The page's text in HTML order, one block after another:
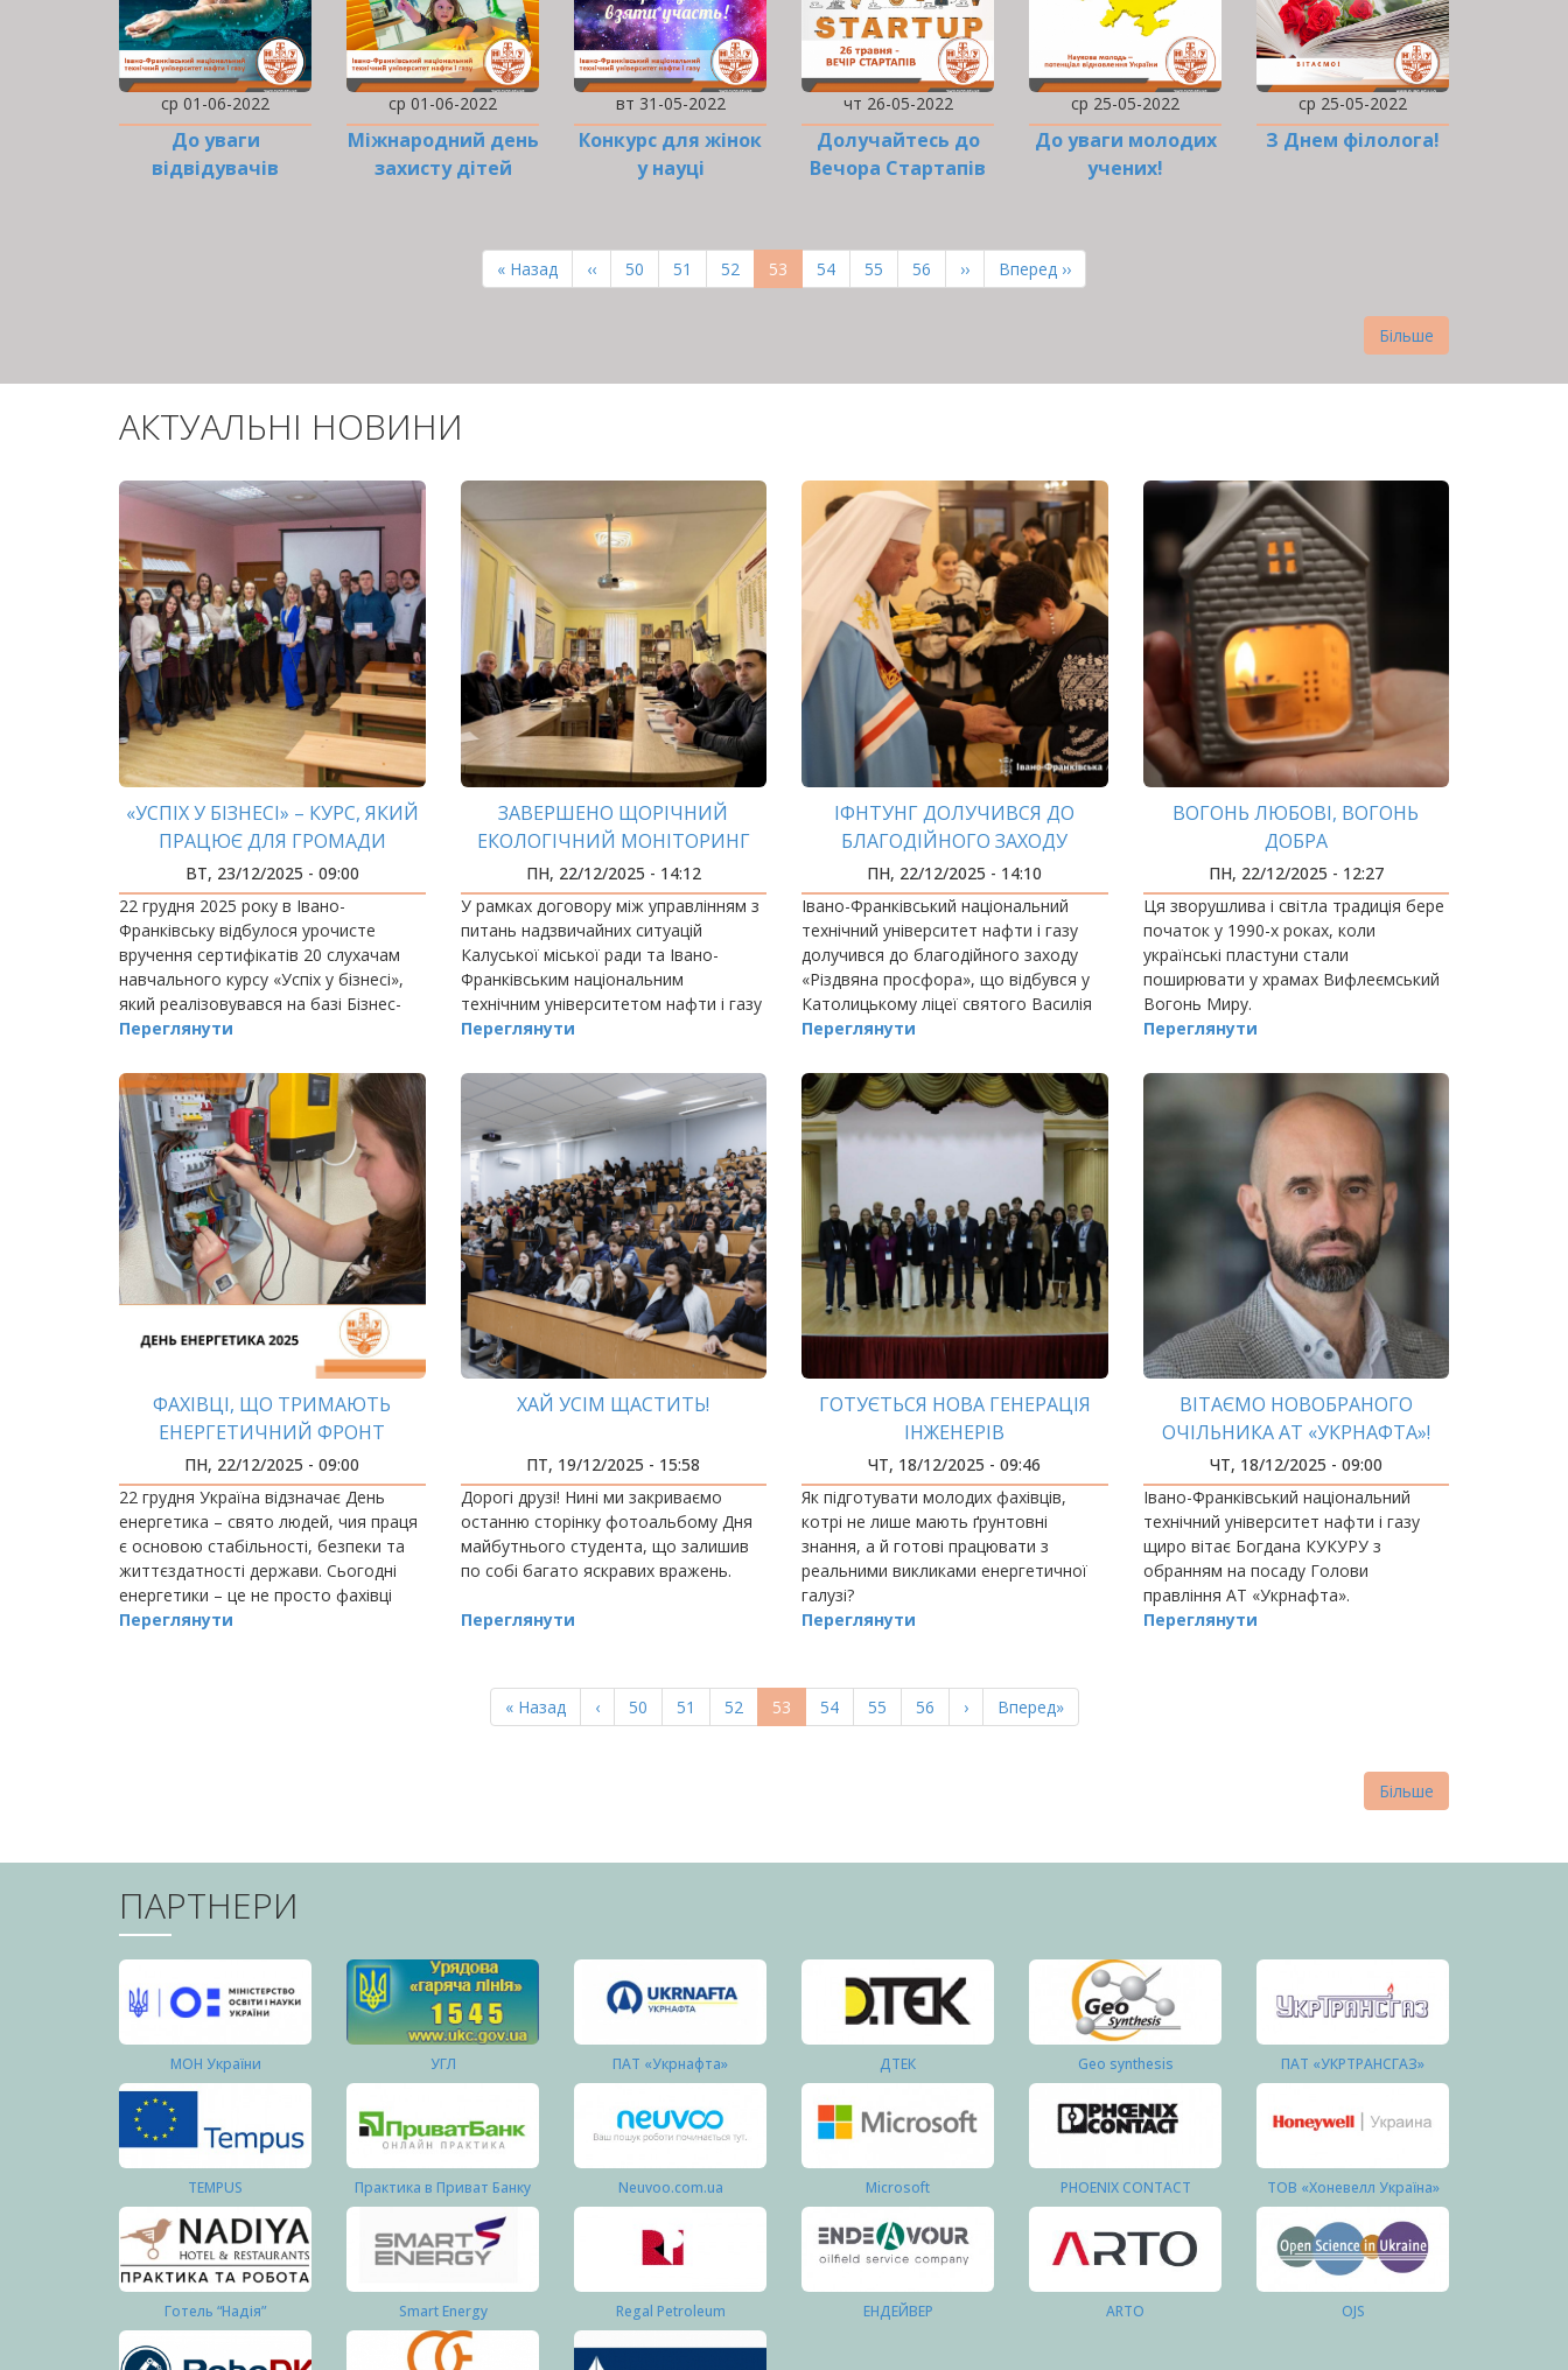
ср 01-06-2022
До уваги
відвідувачів
ср 01-06-2022
Міжнародний день
захисту дітей
вт 31-05-2022
Конкурс для жінок
у науці
чт 26-05-2022
Долучайтесь до
Вечора Стартапів
ср 25-05-2022
До уваги молодих
учених!
ср 25-05-2022
З Днем філолога!
Перша
сторінка
« Назад
Попередня
сторінка
‹‹ Page
50 Page
51 Page
52
Поточна
сторінка
53 Page
54 Page
55 Page
56
Наступна
сторінка
››
Остання
сторінка
Вперед ››
Більше
АКТУАЛЬНІ НОВИНИ
«УСПІХ У БІЗНЕСІ» – КУРС, ЯКИЙ
ПРАЦЮЄ ДЛЯ ГРОМАДИ
ВТ, 23/12/2025 - 09:00
22 грудня 2025 року в Івано-
Франківську відбулося урочисте
вручення сертифікатів 20 слухачам
навчального курсу «Успіх у бізнесі»,
який реалізовувався на базі Бізнес-
Інкубатора
Переглянути
ЗАВЕРШЕНО ЩОРІЧНИЙ
ЕКОЛОГІЧНИЙ МОНІТОРИНГ
ПН, 22/12/2025 - 14:12
У рамках договору між управлінням з
питань надзвичайних ситуацій
Калуської міської ради та Івано-
Франківським національним
технічним університетом нафти і газу
фахівці провели комплексні
Переглянути
ІФНТУНГ ДОЛУЧИВСЯ ДО
БЛАГОДІЙНОГО ЗАХОДУ
«РІЗДВЯНА ПРОСФОРА»
ПН, 22/12/2025 - 14:10
Івано-Франківський національний
технічний університет нафти і газу
долучився до благодійного заходу
«Різдвяна просфора», що відбувся у
Католицькому ліцеї святого Василія
Великого в Івано-Франківську.
Переглянути
ВОГОНЬ ЛЮБОВІ, ВОГОНЬ
ДОБРА
ПН, 22/12/2025 - 12:27
Ця зворушлива і світла традиція бере
початок у 1990-х роках, коли
українські пластуни стали
поширювати у храмах Вифлеємський
Вогонь Миру.
Переглянути
ФАХІВЦІ, ЩО ТРИМАЮТЬ
ЕНЕРГЕТИЧНИЙ ФРОНТ
ПН, 22/12/2025 - 09:00
22 грудня Україна відзначає День
енергетика – свято людей, чия праця
є основою стабільності, безпеки та
життєздатності держави. Сьогодні
енергетики – це не просто фахівці
своєї справи, це справжні герої
Переглянути
ХАЙ УСІМ ЩАСТИТЬ!
ПТ, 19/12/2025 - 15:58
Дорогі друзі! Нині ми закриваємо
останню сторінку фотоальбому Дня
майбутнього студента, що залишив
по собі багато яскравих вражень.
Переглянути
ГОТУЄТЬСЯ НОВА ГЕНЕРАЦІЯ
ІНЖЕНЕРІВ
ЧТ, 18/12/2025 - 09:46
Як підготувати молодих фахівців,
котрі не лише мають ґрунтовні
знання, а й готові працювати з
реальними викликами енергетичної
галузі?
Переглянути
ВІТАЄМО НОВОБРАНОГО
ОЧІЛЬНИКА АТ «УКРНАФТА»!
ЧТ, 18/12/2025 - 09:00
Івано-Франківський національний
технічний університет нафти і газу
щиро вітає Богдана КУКУРУ з
обранням на посаду Голови
правління АТ «Укрнафта».
Переглянути
Перша
сторінка
« Назад
Попередня
сторінка
‹ Page
50 Page
51 Page
52
Поточна
сторінка
53 Page
54 Page
55 Page
56
Наступна
сторінка
›
Остання
сторінка
Вперед»
Більше
ПАРТНЕРИ
МОН України УГЛ ПАТ «Укрнафта» ДТЕК Geo synthesis ПАТ «УКРТРАНСГАЗ»
TEMPUS Практика в Приват Банку Neuvoo.com.ua Microsoft PHOENIX CONTACT ТОВ «Хоневелл Україна»
Готель “Надія” Smart Energy Regal Petroleum ЕНДЕЙВЕР ARTO OJS